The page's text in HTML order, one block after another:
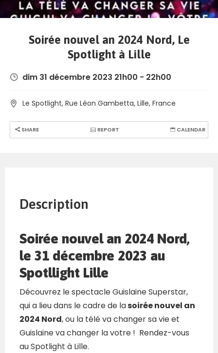
Soirée nouvel an 2024 Nord, Le
Spotlight à Lille
dim 31 décembre 2023 21h00 - 22h00
Le Spotlight, Rue Léon Gambetta, Lille, France
SHARE REPORT CALENDAR
Description
Soirée nouvel an 2024 Nord,
le 31 décembre 2023 au
Spotllight Lille
Découvrez le spectacle Guislaine Superstar,
qui a lieu dans le cadre de lasoirée nouvel an
2024 Nord, ou la télé va changer sa vie et
Guislaine va changer la votre ! Rendez-vous
au Spotlight à Lille.